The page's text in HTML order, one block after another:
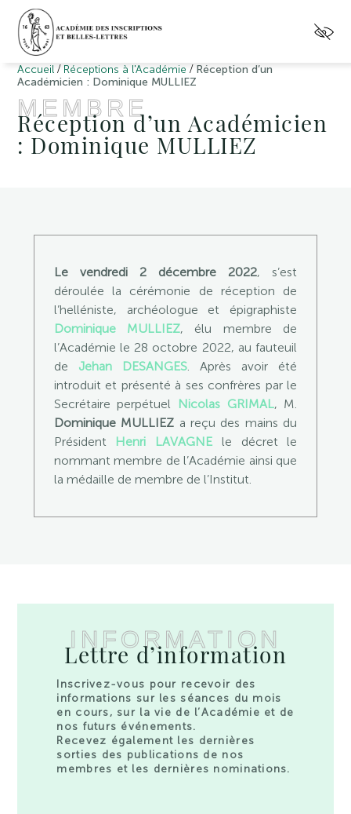
Accueil / Réceptions à l'Académie / Réception d’un
Académicien : Dominique MULLIEZ
MEMBRE
Réception d’un Académicien
: Dominique MULLIEZ
Le vendredi 2 décembre 2022, s’est
déroulée la cérémonie de réception de
l’helléniste, archéologue et épigraphiste
Dominique MULLIEZ, élu membre de
l’Académie le 28 octobre 2022, au fauteuil
de Jehan DESANGES. Après avoir été
introduit et présenté à ses confrères par le
Secrétaire perpétuel
Nicolas GRIMAL, M.
Dominique MULLIEZ a reçu des mains du
Président Henri LAVAGNE le décret le
nommant membre de l’Académie ainsi que
la médaille de membre de l’Institut.
INFORMATION
Lettre d’information
Inscrivez-vous pour recevoir des
informations sur les séances du mois
en cours, sur la vie de l’Académie et de
nos futurs événements.
Recevez également les dernières
sorties des publications de nos
membres et les dernières nominations.